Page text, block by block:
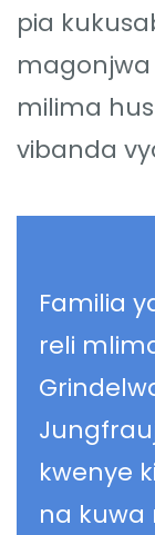
pia
magonjwa
milima
vibanda
Familia
reli
kwenye
na kuwa